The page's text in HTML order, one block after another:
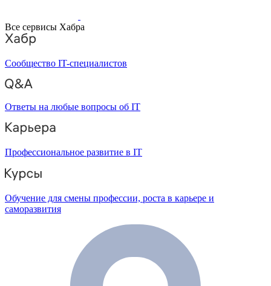
Все сервисы Хабра
Сообщество IT-специалистов
Ответы на любые вопросы об IT
Профессиональное развитие в IT
Обучение для смены профессии, роста в карьере и
саморазвития